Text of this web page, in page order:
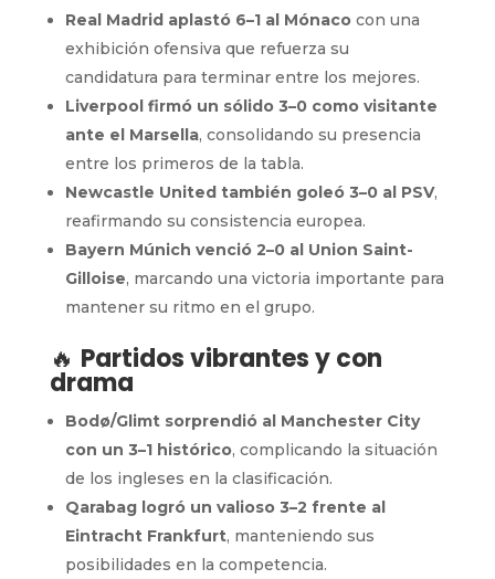
Real Madrid aplastó 6–1 al Mónacocon una
exhibición ofensiva que refuerza su
candidatura para terminar entre los mejores.
Liverpool firmó un sólido 3–0 como visitante
ante el Marsella, consolidando su presencia
entre los primeros de la tabla.
Newcastle United también goleó 3–0 al PSV,
reafirmando su consistencia europea.
Bayern Múnich venció 2–0 al Union Saint-
Gilloise, marcando una victoria importante para
mantener su ritmo en el grupo.
🔥 Partidos vibrantes y con
drama
Bodø/Glimt sorprendió al Manchester City
con un 3–1 histórico, complicando la situación
de los ingleses en la clasificación.
Qarabag logró un valioso 3–2 frente al
Eintracht Frankfurt, manteniendo sus
posibilidades en la competencia.